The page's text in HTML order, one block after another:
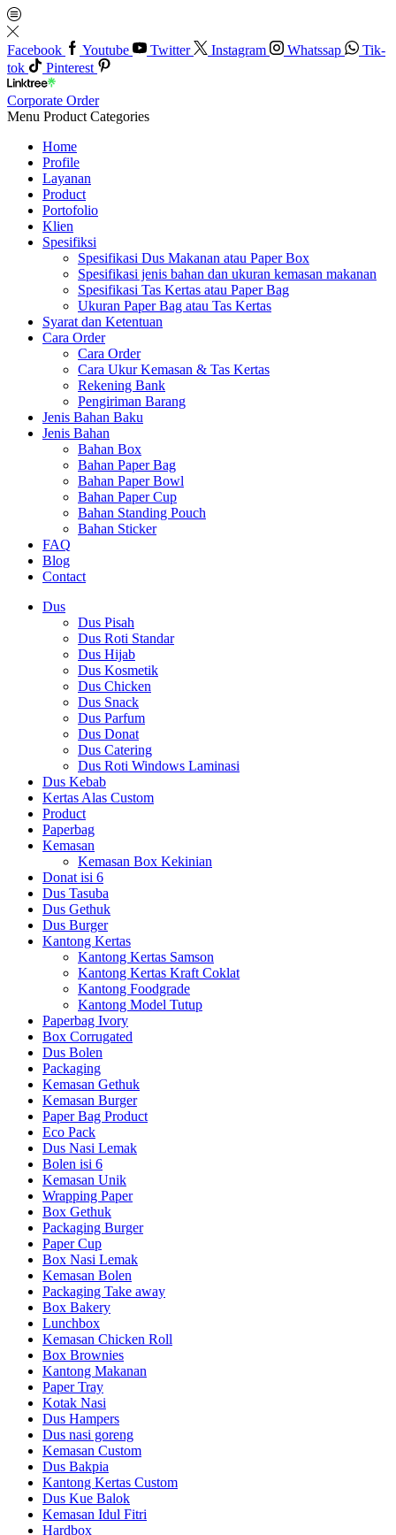
Facebook Youtube Twitter Instagram Whatssap
Tik-
tok
Pinterest
Corporate Order
Menu Product Categories
Home
Profile
Layanan
Product
Portofolio
Klien
Spesifiksi
Spesifikasi Dus Makanan atau Paper Box
Spesifikasi jenis bahan dan ukuran kemasan makanan
Spesifikasi Tas Kertas atau Paper Bag
Ukuran Paper Bag atau Tas Kertas
Syarat dan Ketentuan
Cara Order
Cara Order
Cara Ukur Kemasan & Tas Kertas
Rekening Bank
Pengiriman Barang
Jenis Bahan Baku
Jenis Bahan
Bahan Box
Bahan Paper Bag
Bahan Paper Bowl
Bahan Paper Cup
Bahan Standing Pouch
Bahan Sticker
FAQ
Blog
Contact
Dus
Dus Pisah
Dus Roti Standar
Dus Hijab
Dus Kosmetik
Dus Chicken
Dus Snack
Dus Parfum
Dus Donat
Dus Catering
Dus Roti Windows Laminasi
Dus Kebab
Kertas Alas Custom
Product
Paperbag
Kemasan
Kemasan Box Kekinian
Donat isi 6
Dus Tasuba
Dus Gethuk
Dus Burger
Kantong Kertas
Kantong Kertas Samson
Kantong Kertas Kraft Coklat
Kantong Foodgrade
Kantong Model Tutup
Paperbag Ivory
Box Corrugated
Dus Bolen
Packaging
Kemasan Gethuk
Kemasan Burger
Paper Bag Product
Eco Pack
Dus Nasi Lemak
Bolen isi 6
Kemasan Unik
Wrapping Paper
Box Gethuk
Packaging Burger
Paper Cup
Box Nasi Lemak
Kemasan Bolen
Packaging Take away
Box Bakery
Lunchbox
Kemasan Chicken Roll
Box Brownies
Kantong Makanan
Paper Tray
Kotak Nasi
Dus Hampers
Dus nasi goreng
Kemasan Custom
Dus Bakpia
Kantong Kertas Custom
Dus Kue Balok
Kemasan Idul Fitri
Hardbox